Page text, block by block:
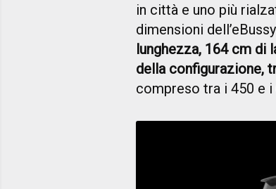
in città e uno più
dimensioni
lunghezza, 164 cm di
della configurazione,
compreso tra i 450 e